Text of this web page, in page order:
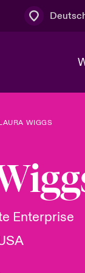
Board &
Mit uns
Spotlight:
Cyber-
Cyber
WIGGS
Enterprise